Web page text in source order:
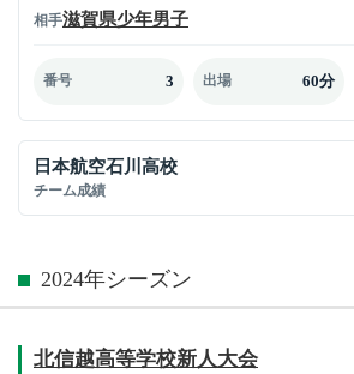
相手滋賀県少年男子
番号 3 出場 60分
日本航空石川高校
チーム成績
2024年シーズン
北信越高等学校新人大会